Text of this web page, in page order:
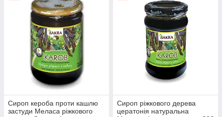
Сироп кероба проти кашлю
застуди Меласа ріжкового
Сироп ріжкового дерева
цератонія натуральна